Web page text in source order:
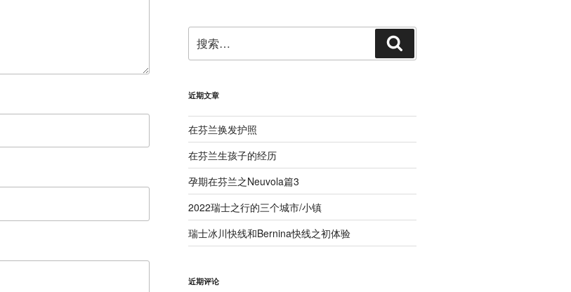
索：
索
近期文章
在芬兰换发护照
在芬兰生孩子的经历
孕期在芬兰之Neuvola篇3
2022瑞士之行的三个城市/小镇
瑞士冰川快线和Bernina快线之初体验
近期评论